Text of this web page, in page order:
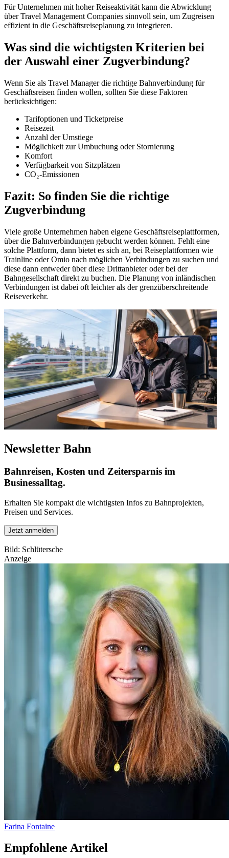
Für Unternehmen mit hoher Reiseaktivität kann die Abwicklung
über Travel Management Companies sinnvoll sein, um Zugreisen
effizient in die Geschäftsreiseplanung zu integrieren.
Was sind die wichtigsten Kriterien bei
der Auswahl einer Zugverbindung?
Wenn Sie als Travel Manager die richtige Bahnverbindung für
Geschäftsreisen finden wollen, sollten Sie diese Faktoren
berücksichtigen:
Tarifoptionen und Ticketpreise
Reisezeit
Anzahl der Umstiege
Möglichkeit zur Umbuchung oder Stornierung
Komfort
Verfügbarkeit von Sitzplätzen
CO₂-Emissionen
Fazit: So finden Sie die richtige
Zugverbindung
Viele große Unternehmen haben eigene Geschäftsreiseplattformen,
über die Bahnverbindungen gebucht werden können. Fehlt eine
solche Plattform, dann bietet es sich an, bei Reiseplattformen wie
Trainline oder Omio nach möglichen Verbindungen zu suchen und
diese dann entweder über diese Drittanbieter oder bei der
Bahngesellschaft direkt zu buchen. Die Planung von inländischen
Verbindungen ist dabei oft leichter als der grenzüberschreitende
Reiseverkehr.
Newsletter Bahn
Bahnreisen, Kosten und Zeitersparnis im
Businessalltag.
Erhalten Sie kompakt die wichtigsten Infos zu Bahnprojekten,
Preisen und Services.
Jetzt anmelden
Bild: Schlütersche
Anzeige
Farina Fontaine
Empfohlene Artikel